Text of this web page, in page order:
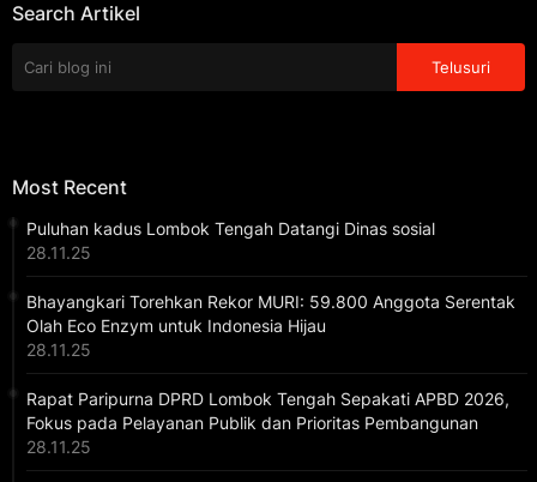
Search Artikel
Most Recent
Puluhan kadus Lombok Tengah Datangi Dinas sosial
28.11.25
Bhayangkari Torehkan Rekor MURI: 59.800 Anggota Serentak
Olah Eco Enzym untuk Indonesia Hijau
28.11.25
Rapat Paripurna DPRD Lombok Tengah Sepakati APBD 2026,
Fokus pada Pelayanan Publik dan Prioritas Pembangunan
28.11.25